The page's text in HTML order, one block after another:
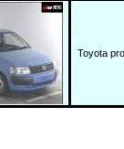
Toyota